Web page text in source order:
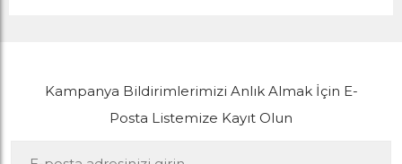
Kampanya Bildirimlerimizi Anlık Almak İçin E-
Posta Listemize Kayıt Olun